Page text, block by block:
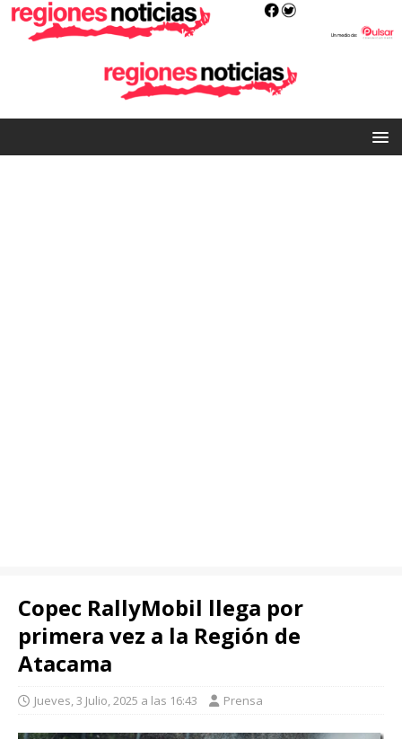
Copec RallyMobil llega por
primera vez a la Región de
Atacama
Jueves, 3 Julio, 2025 a las 16:43 Prensa